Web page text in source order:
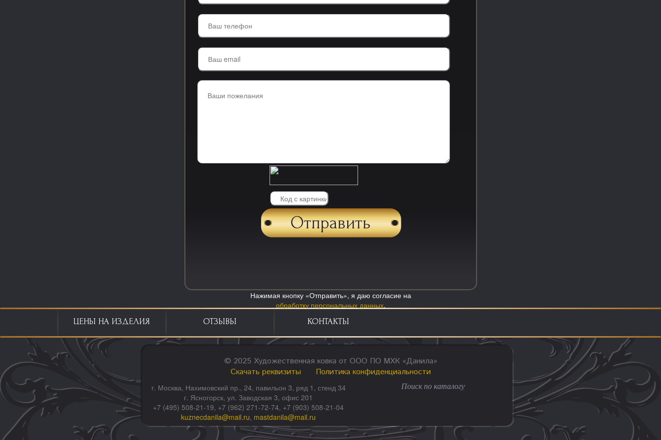
Нажимая кнопку «Отправить», я даю согласие на
обработку персональных данных.
ЦЕНЫ НА ИЗДЕЛИЯ ОТЗЫВЫ КОНТАКТЫ
© 2025 Художественная ковка от ООО ПО МХК «Данила»
Скачать реквизиты
Политика конфиденциальности
г. Москва, Нахимовский пр., 24, павильон 3, ряд 1, стенд 34
г. Ясногорск, ул. Заводская 3, офис 201
+7 (495) 508-21-19, +7 (962) 271-72-74, +7 (903) 508-21-04
kuznecdanila@mail.ru, mastdanila@mail.ru